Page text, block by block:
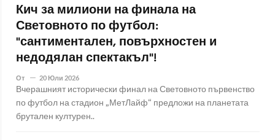
Кич за милиони на финала на
Световното по футбол:
"сантиментален, повърхностен и
недодялан спектакъл"!
От 20 Юли 2026
Вчерашният исторически финал на Световното първенство
по футбол на стадион „МетЛайф“ предложи на планетата
брутален културен..